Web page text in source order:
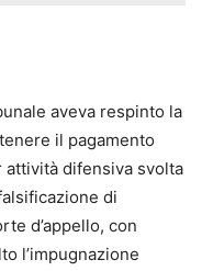
aveva respinto la
il pagamento
difensiva svolta
di
d’appello, con
l’impugnazione